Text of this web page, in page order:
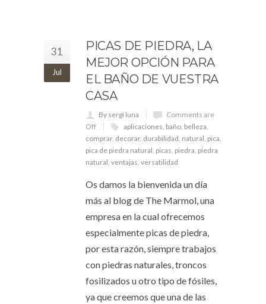
31
Jul
PICAS DE PIEDRA, LA
MEJOR OPCIÓN PARA
EL BAÑO DE VUESTRA
CASA
By sergi luna
Comments are
Off
aplicaciones baño belleza
comprar, decorar, durabilidad natural pica
pica de piedra natural picas piedra piedra
natural ventajas versatilidad
Os damos la bienvenida un día
más al blog de The Marmol, una
empresa en la cual ofrecemos
especialmente picas de piedra,
por esta razón, siempre trabajos
con piedras naturales, troncos
fosilizados u otro tipo de fósiles,
ya que creemos que una de las